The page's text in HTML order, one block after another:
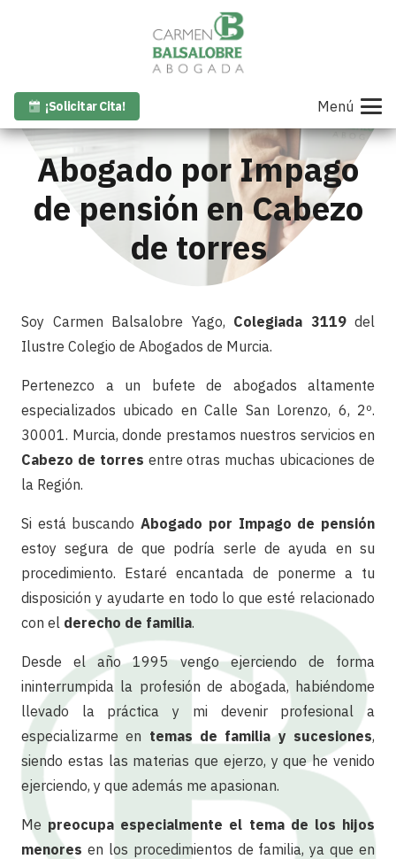
¡Solicitar Cita! Menú
Abogado por Impago
de pensión en Cabezo
de torres
Soy Carmen Balsalobre Yago, Colegiada 3119del
Ilustre Colegio de Abogados de Murcia.
Pertenezco a un bufete de abogados altamente
especializados ubicado en Calle San Lorenzo, 6, 2º.
30001. Murcia, donde prestamos nuestros servicios en
Cabezo de torres entre otras muchas ubicaciones de
la Región.
Si está buscandoAbogado por Impago de pensión
estoy segura de que podría serle de ayuda en su
procedimiento. Estaré encantada de ponerme a tu
disposición y ayudarte en todo lo que esté relacionado
con el derecho de familia.
Desde el año 1995 vengo ejerciendo de forma
ininterrumpida la profesión de abogada, habiéndome
llevado la práctica y mi devenir profesional a
especializarme en temas de familia y sucesiones,
siendo estas las materias que ejerzo, y que he venido
ejerciendo, y que además me apasionan.
Me preocupa especialmente el tema de los hijos
menores en los procedimientos de familia, ya que en